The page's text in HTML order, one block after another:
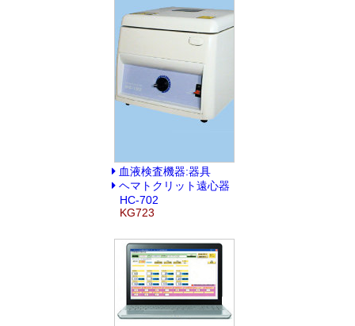
血液検査機器:器具
ヘマトクリット遠心器
HC-702
KG723